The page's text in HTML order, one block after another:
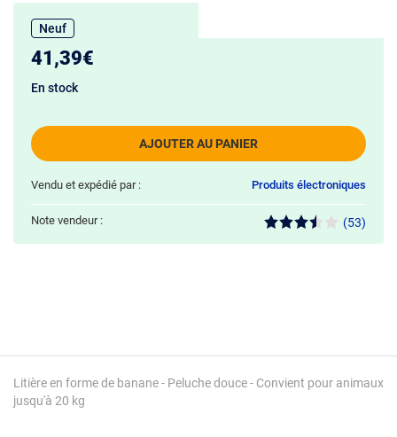
Litière en forme de banane - Peluche douce - Convient pour animaux
jusqu'à 20 kg
Neuf
41,39€
AJOUTER AU PANIER
En stock
Vendu et expédié par : Produits électroniques
Note vendeur : (53)